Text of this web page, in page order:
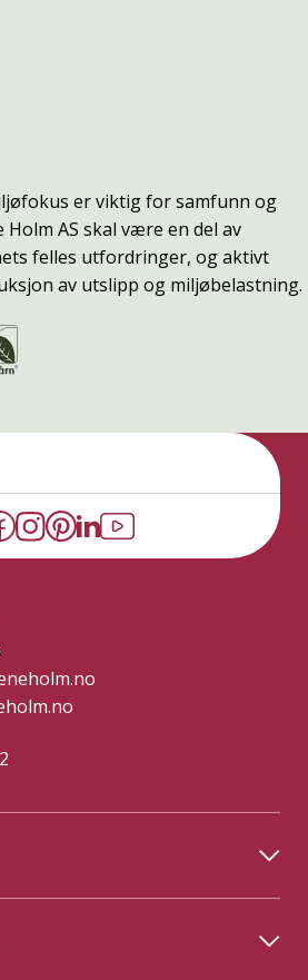
er viktig for samfunn og
AS skal være en del av
felles utfordringer, og aktivt
av utslipp og miljøbelastning.